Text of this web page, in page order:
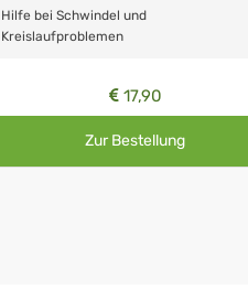
Hilfe bei Schwindel und
Kreislaufproblemen
17,90
Zur Bestellung